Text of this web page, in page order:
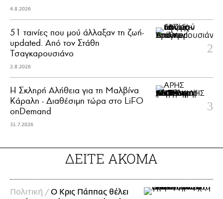
4.8.2026
51 ταινίες που μού άλλαξαν τη ζωή-
updated. Aπό τον Στάθη
Τσαγκαρουσιάνο
2.8.2026
Η Σκληρή Αλήθεια για τη Μαλβίνα
Κάραλη - Διαθέσιμη τώρα στo LiFO
onDemand
31.7.2026
ΔΕΙΤΕ ΑΚΟΜΑ
Πολιτική /Ο Κρις Πάππας θέλει